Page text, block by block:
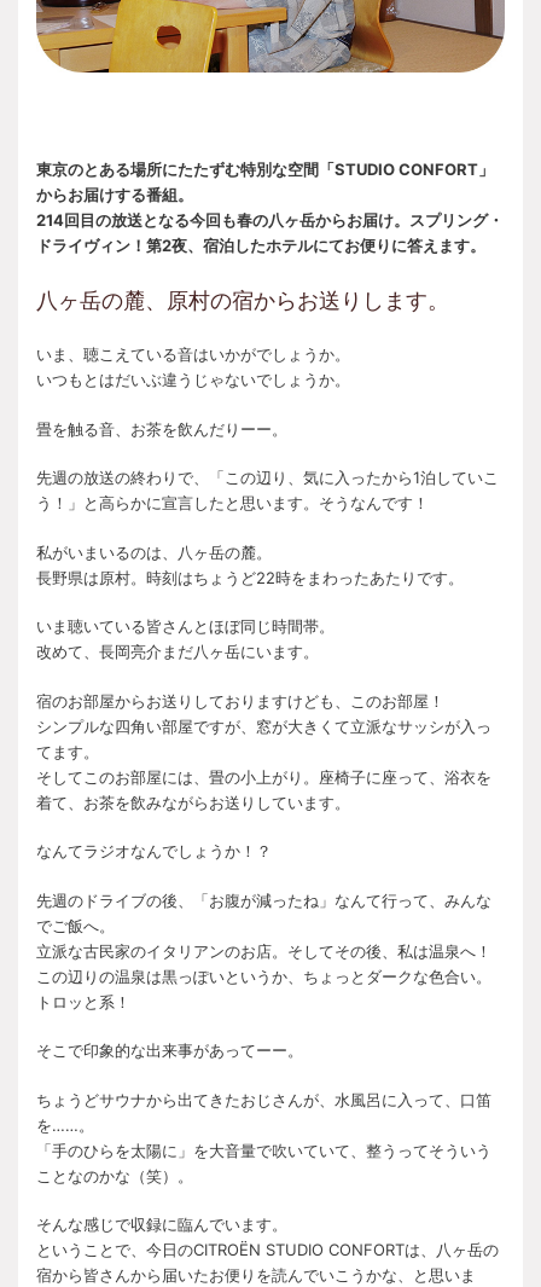
東京のとある場所にたたずむ特別な空間「STUDIO CONFORT」
からお届けする番組。
214回目の放送となる今回も春の八ヶ岳からお届け。スプリング・
ドライヴィン！第2夜、宿泊したホテルにてお便りに答えます。
八ヶ岳の麓、原村の宿からお送りします。
いま、聴こえている音はいかがでしょうか。
いつもとはだいぶ違うじゃないでしょうか。
畳を触る音、お茶を飲んだりーー。
先週の放送の終わりで、「この辺り、気に入ったから1泊していこ
う！」と高らかに宣言したと思います。そうなんです！
私がいまいるのは、八ヶ岳の麓。
長野県は原村。時刻はちょうど22時をまわったあたりです。
いま聴いている皆さんとほぼ同じ時間帯。
改めて、長岡亮介まだ八ヶ岳にいます。
宿のお部屋からお送りしておりますけども、このお部屋！
シンプルな四角い部屋ですが、窓が大きくて立派なサッシが入っ
てます。
そしてこのお部屋には、畳の小上がり。座椅子に座って、浴衣を
着て、お茶を飲みながらお送りしています。
なんてラジオなんでしょうか！？
先週のドライブの後、「お腹が減ったね」なんて行って、みんな
でご飯へ。
立派な古民家のイタリアンのお店。そしてその後、私は温泉へ！
この辺りの温泉は黒っぽいというか、ちょっとダークな色合い。
トロッと系！
そこで印象的な出来事があってーー。
ちょうどサウナから出てきたおじさんが、水風呂に入って、口笛
を……。
「手のひらを太陽に」を大音量で吹いていて、整うってそういう
ことなのかな（笑）。
そんな感じで収録に臨んでいます。
ということで、今日のCITROËN STUDIO CONFORTは、八ヶ岳の
宿から皆さんから届いたお便りを読んでいこうかな、と思いま